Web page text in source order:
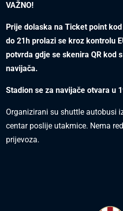
VAŽNO!
Prije dolaska na Ticket point
do 21h prolazi se kroz kontrolu
potvrda gdje se skenira QR kod
navijača.
Stadion se za navijače otvara u
Organizirani su shuttle autobusi
centar poslije utakmice. Nema
prijevoza.